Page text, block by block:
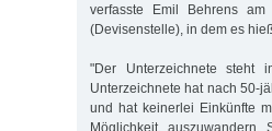
verfasste Emil Behrens
(Devisenstelle), in dem es
"Der Unterzeichnete
Unterzeichnete hat nach 50-
und hat keinerlei Einkünfte
Möglichkeit,